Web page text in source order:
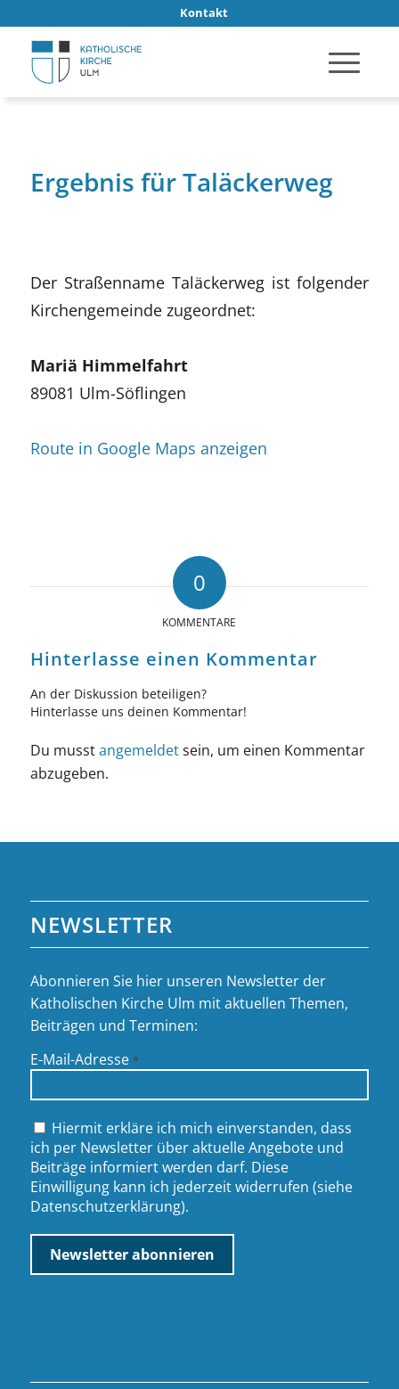
Kontakt
Ergebnis für Taläckerweg
Der Straßenname Taläckerweg ist folgender
Kirchengemeinde zugeordnet:
Mariä Himmelfahrt
89081 Ulm-Söflingen
Route in Google Maps anzeigen
0
KOMMENTARE
Hinterlasse einen Kommentar
An der Diskussion beteiligen?
Hinterlasse uns deinen Kommentar!
Du musstangemeldetsein, um einen Kommentar
abzugeben.
NEWSLETTER
Abonnieren Sie hier unseren Newsletter der
Katholischen Kirche Ulm mit aktuellen Themen,
Beiträgen und Terminen:
E-Mail-Adresse *
Hiermit erkläre ich mich einverstanden, dass
ich per Newsletter über aktuelle Angebote und
Beiträge informiert werden darf. Diese
Einwilligung kann ich jederzeit widerrufen (siehe
Datenschutzerklärung).